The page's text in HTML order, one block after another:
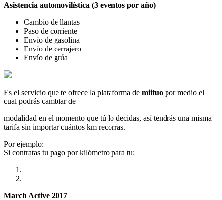
Asistencia automovilística (3 eventos por año)
Cambio de llantas
Paso de corriente
Envío de gasolina
Envío de cerrajero
Envío de grúa
Es el servicio que te ofrece la plataforma de miituo por medio el
cual podrás cambiar de
modalidad en el momento que tú lo decidas, así tendrás una misma
tarifa sin importar cuántos km recorras.
Por ejemplo:
Si contratas tu pago por kilómetro para tu:
March Active 2017